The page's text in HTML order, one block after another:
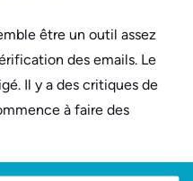
être un outil assez
des emails. Le
Il y a des critiques de
à faire des